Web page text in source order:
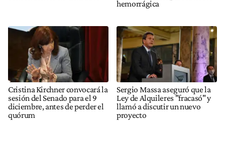
hemorrágica
Cristina Kirchner convocará la
sesión del Senado para el 9
diciembre, antes de perder el
quórum
Sergio Massa aseguró que la
Ley de Alquileres "fracasó" y
llamó a discutir un nuevo
proyecto